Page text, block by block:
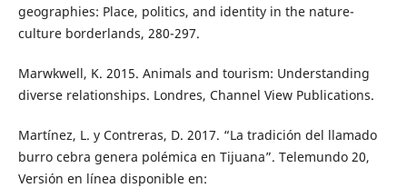
geographies: Place, politics, and identity in the nature-
culture borderlands, 280-297.
Marwkwell, K. 2015. Animals and tourism: Understanding
diverse relationships. Londres, Channel View Publications.
Martínez, L. y Contreras, D. 2017. “La tradición del llamado
burro cebra genera polémica en Tijuana”. Telemundo 20,
Versión en línea disponible en: